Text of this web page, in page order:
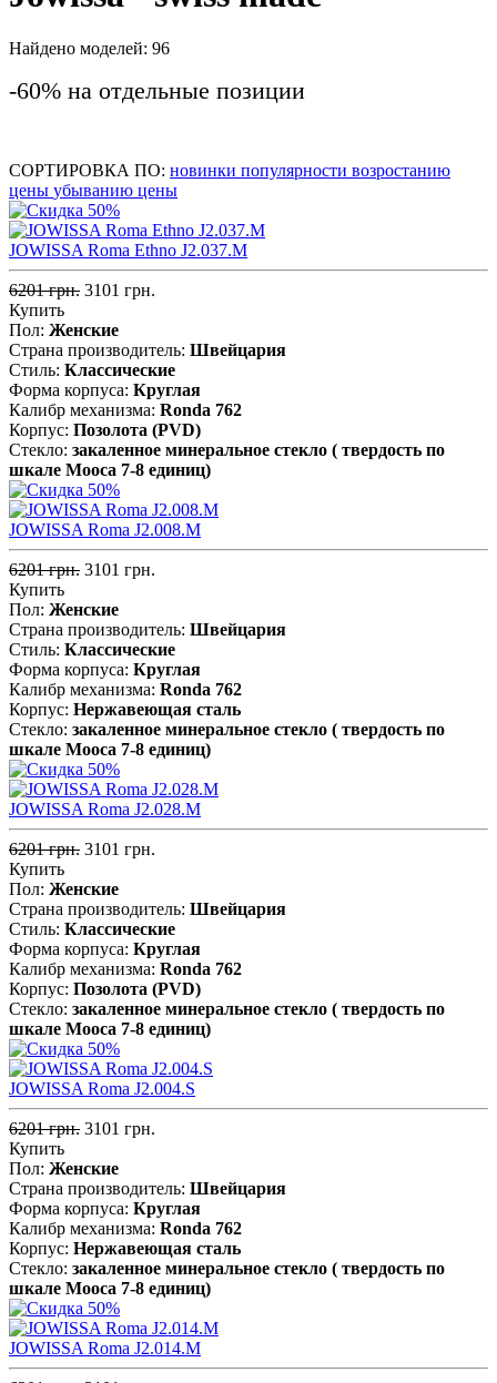
Найдено моделей: 96
-60% на отдельные позиции
СОРТИРОВКА ПО: новинки популярности возростанию
цены убыванию цены
JOWISSA Roma Ethno J2.037.M
6201 грн. 3101 грн.
Купить
Пол: Женские
Страна производитель: Швейцария
Стиль: Классические
Форма корпуса: Круглая
Калибр механизма: Ronda 762
Корпус: Позолота (PVD)
Стекло: закаленное минеральное стекло ( твердость по
шкале Мооса 7-8 единиц)
JOWISSA Roma J2.008.M
6201 грн. 3101 грн.
Купить
Пол: Женские
Страна производитель: Швейцария
Стиль: Классические
Форма корпуса: Круглая
Калибр механизма: Ronda 762
Корпус: Нержавеющая cталь
Стекло: закаленное минеральное стекло ( твердость по
шкале Мооса 7-8 единиц)
JOWISSA Roma J2.028.M
6201 грн. 3101 грн.
Купить
Пол: Женские
Страна производитель: Швейцария
Стиль: Классические
Форма корпуса: Круглая
Калибр механизма: Ronda 762
Корпус: Позолота (PVD)
Стекло: закаленное минеральное стекло ( твердость по
шкале Мооса 7-8 единиц)
JOWISSA Roma J2.004.S
6201 грн. 3101 грн.
Купить
Пол: Женские
Страна производитель: Швейцария
Форма корпуса: Круглая
Калибр механизма: Ronda 762
Корпус: Нержавеющая cталь
Стекло: закаленное минеральное стекло ( твердость по
шкале Мооса 7-8 единиц)
JOWISSA Roma J2.014.M